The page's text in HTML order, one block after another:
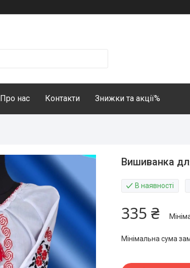
Про нас Контакти Знижки та акції%
Вишиванка
В наявності
335 ₴
Мінімальна сума